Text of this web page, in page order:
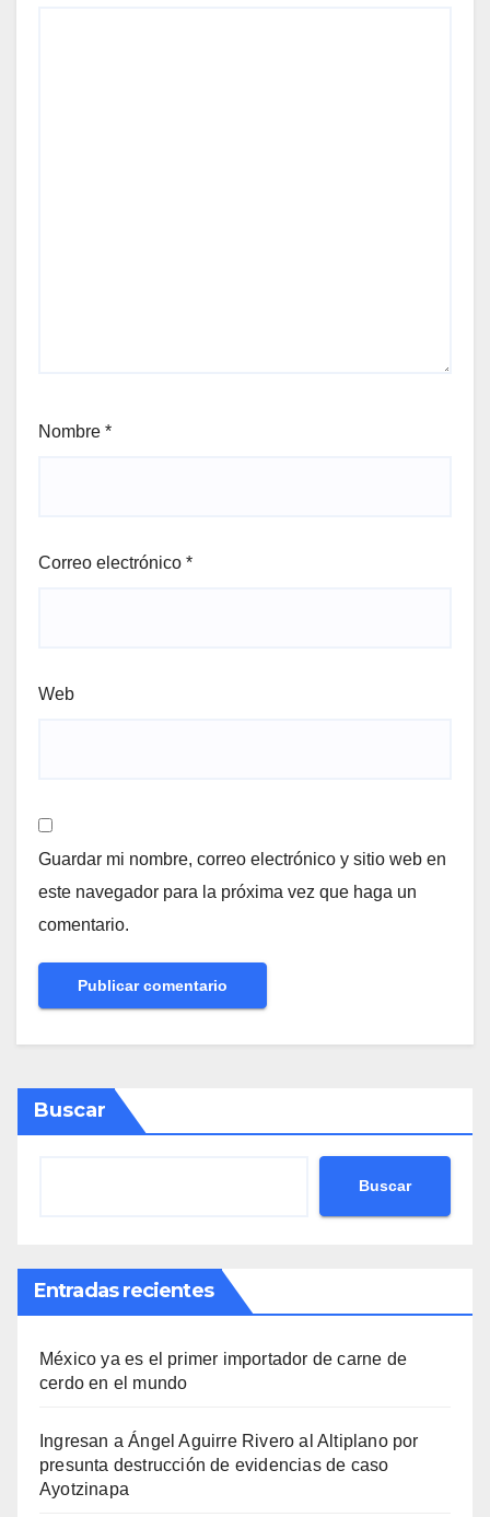
Nombre *
Correo electrónico *
Web
Guardar mi nombre, correo electrónico y sitio web en
este navegador para la próxima vez que haga un
comentario.
Buscar
Buscar
Entradas recientes
México ya es el primer importador de carne de
cerdo en el mundo
Ingresan a Ángel Aguirre Rivero al Altiplano por
presunta destrucción de evidencias de caso
Ayotzinapa